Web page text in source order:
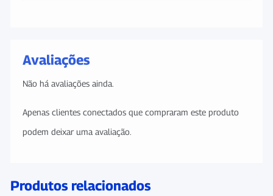
Avaliações
Não há avaliações ainda.
Apenas clientes conectados que compraram este produto
podem deixar uma avaliação.
Produtos relacionados